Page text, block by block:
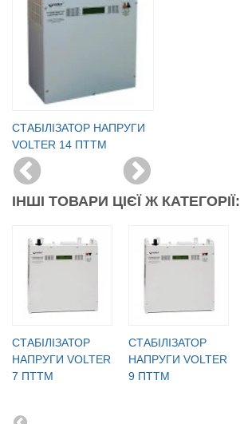
CТАБІЛІЗАТОР НАПРУГИ
VOLTER 14 ПТТМ
ІНШІ ТОВАРИ ЦІЄЇ Ж КАТЕГОРІЇ:
CТАБІЛІЗАТОР
НАПРУГИ VOLTER
7 ПТТМ
CТАБІЛІЗАТОР
НАПРУГИ VOLTER
9 ПТТМ